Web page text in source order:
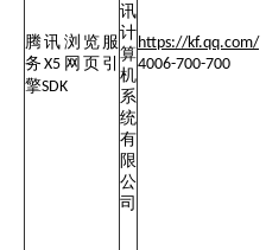
腾讯浏览服
务X5 网页引
擎SDK
讯
计
算
机
系
统
有
限
公
司
https://kf.qq.com/
4006-700-700